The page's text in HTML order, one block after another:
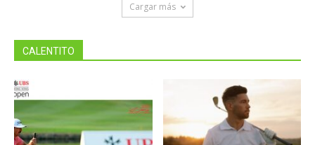
Cargar más
CALENTITO